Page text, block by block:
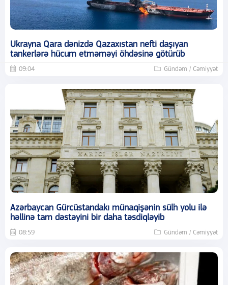
Ukrayna Qara dənizdə Qazaxıstan nefti daşıyan
tankerlərə hücum etməməyi öhdəsinə götürüb
09:04 Gündəm / Cəmiyyət
Azərbaycan Gürcüstandakı münaqişənin sülh yolu ilə
həllinə tam dəstəyini bir daha təsdiqləyib
08:59 Gündəm / Cəmiyyət